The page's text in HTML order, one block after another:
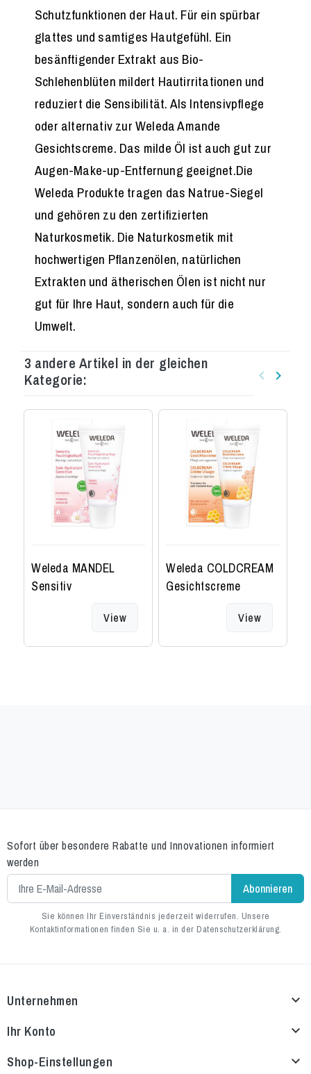
Schutzfunktionen der Haut. Für ein spürbar
glattes und samtiges Hautgefühl. Ein
besänftigender Extrakt aus Bio-
Schlehenblüten mildert Hautirritationen und
reduziert die Sensibilität. Als Intensivpflege
oder alternativ zur Weleda Amande
Gesichtscreme. Das milde Öl ist auch gut zur
Augen-Make-up-Entfernung geeignet.Die
Weleda Produkte tragen das Natrue-Siegel
und gehören zu den zertifizierten
Naturkosmetik. Die Naturkosmetik mit
hochwertigen Pflanzenölen, natürlichen
Extrakten und ätherischen Ölen ist nicht nur
gut für Ihre Haut, sondern auch für die
Umwelt.
3 andere Artikel in der gleichen
Kategorie:
Zurück
keyboard_arrow_left Weiter
keyboard_arrow_right
Weleda MANDEL
Sensitiv
Feuchtigkeitspflege
View
Weleda COLDCREAM
Gesichtscreme
View
Sofort über besondere Rabatte und Innovationen informiert
werden
Sie können Ihr Einverständnis jederzeit widerrufen. Unsere
Kontaktinformationen finden Sie u. a. in der Datenschutzerklärung.
Unternehmen 
Ihr Konto 
Shop-Einstellungen 